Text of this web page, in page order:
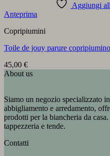
Aggiungi
Anteprima
Copripiumini
Toile de jouy parure
45,00 €
About us
Siamo un negozio specializzato
abbigliamento e arredamento,
prodotti per la biancheria da
tappezzeria e tende.
Contatti